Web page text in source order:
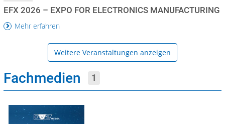
EFX 2026 – EXPO FOR ELECTRONICS MANUFACTURING
Mehr erfahren
Weitere Veranstaltungen anzeigen
Fachmedien 1